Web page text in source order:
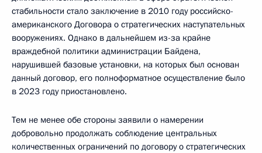
стабильности стало заключение в 2010 году российско-
американского Договора о стратегических наступательных
вооружениях. Однако в дальнейшем из-за крайне
враждебной политики администрации Байдена,
нарушившей базовые установки, на которых был основан
данный договор, его полноформатное осуществление было
в 2023 году приостановлено.
Тем не менее обе стороны заявили о намерении
добровольно продолжать соблюдение центральных
количественных ограничений по договору о стратегических